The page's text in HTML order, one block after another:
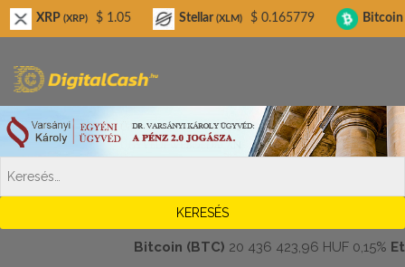
Bitcoin (BTC)20 436 423,96 HUF0,15%
(XRP) $ 1.05 Stellar(XLM) $ 0.165779 Bitcoin Cash
Digitalcash.hu